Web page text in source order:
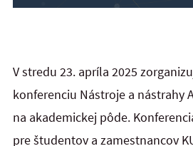
V stredu 23. apríla 2025
konferenciu Nástroje a nástrahy
na akademickej pôde.
pre študentov a zamestnancov